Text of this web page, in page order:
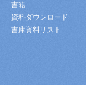
書籍
資料ダウンロード
書庫資料リスト